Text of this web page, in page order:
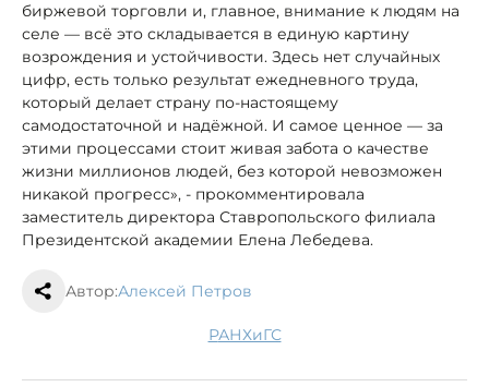
биржевой торговли и, главное, внимание к людям на
селе — всё это складывается в единую картину
возрождения и устойчивости. Здесь нет случайных
цифр, есть только результат ежедневного труда,
который делает страну по-настоящему
самодостаточной и надёжной. И самое ценное — за
этими процессами стоит живая забота о качестве
жизни миллионов людей, без которой невозможен
никакой прогресс», - прокомментировала
заместитель директора Ставропольского филиала
Президентской академии Елена Лебедева.
Автор:Алексей Петров
РАНХиГС